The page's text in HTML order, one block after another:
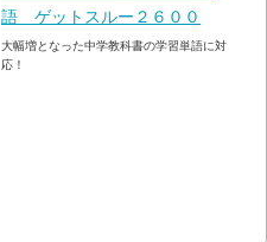
語 ゲットスルー２６００
大幅増となった中学教科書の学習単語に対
応！